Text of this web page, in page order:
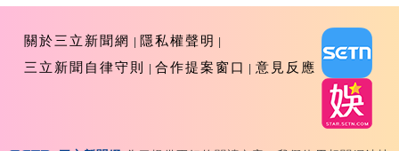
關於三立新聞網
隱私權聲明
三立新聞自律守則
合作提案窗口 意見反應